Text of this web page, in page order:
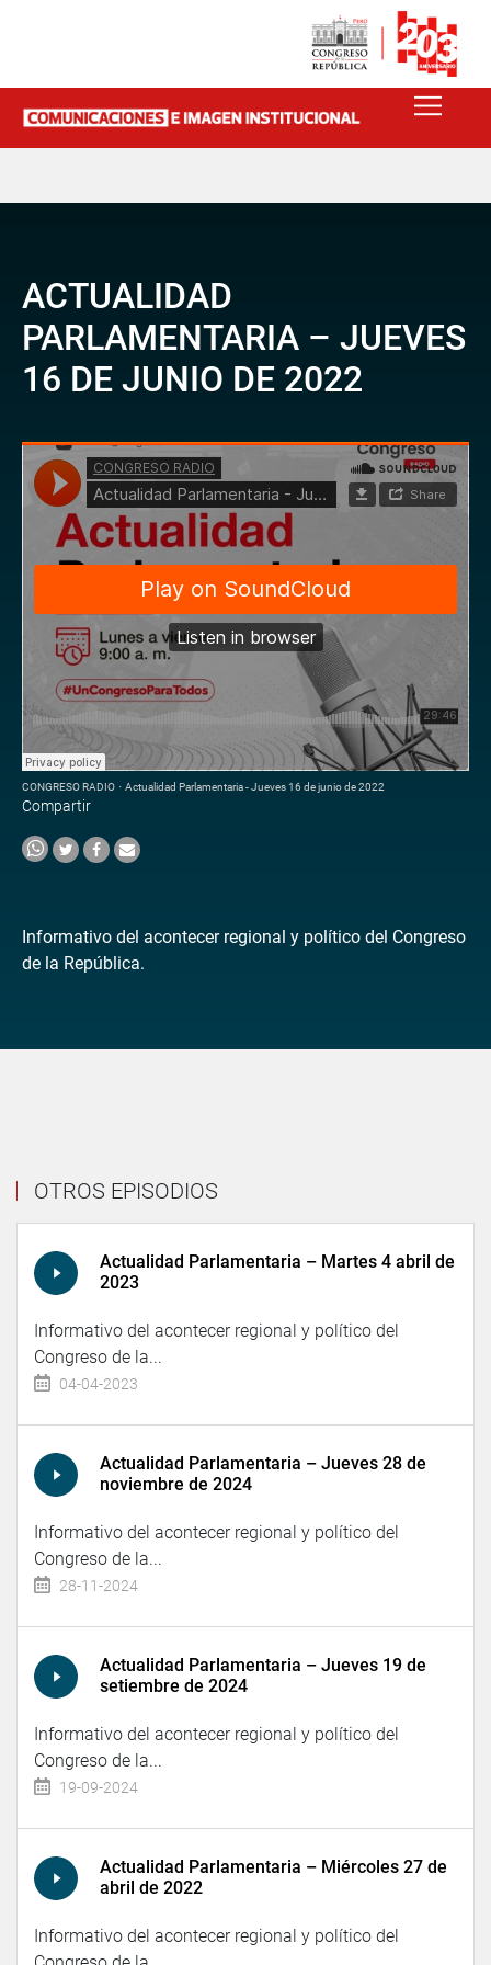
ACTUALIDAD
PARLAMENTARIA – JUEVES
16 DE JUNIO DE 2022
CONGRESO RADIO · Actualidad Parlamentaria - Jueves 16 de junio de 2022
Compartir
Informativo del acontecer regional y político del Congreso
de la República.
OTROS EPISODIOS
Actualidad Parlamentaria – Martes 4 abril de
2023
Informativo del acontecer regional y político del
Congreso de la...
04-04-2023
Actualidad Parlamentaria – Jueves 28 de
noviembre de 2024
Informativo del acontecer regional y político del
Congreso de la...
28-11-2024
Actualidad Parlamentaria – Jueves 19 de
setiembre de 2024
Informativo del acontecer regional y político del
Congreso de la...
19-09-2024
Actualidad Parlamentaria – Miércoles 27 de
abril de 2022
Informativo del acontecer regional y político del